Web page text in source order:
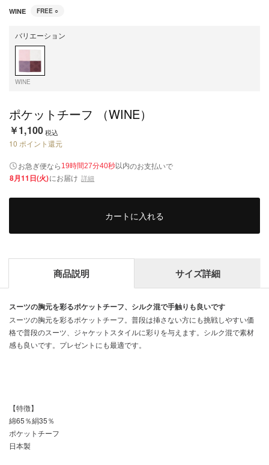
WINE FREE ○
バリエーション
WINE
ポケットチーフ （WINE）
￥1,100税込
10 ポイント還元
お急ぎ便なら 19時間27分39秒以内のお支払いで
8月11日(火)にお届け 詳細
カートに入れる
商品説明 サイズ詳細
スーツの胸元を彩るポケットチーフ、シルク混で手触りも良いです
スーツの胸元を彩るポケットチーフ。普段は挿さない方にも挑戦しやすい価
格で普段のスーツ、ジャケットスタイルに彩りを与えます。シルク混で素材
感も良いです。プレゼントにも最適です。
【特徴】
綿65％絹35％
ポケットチーフ
日本製